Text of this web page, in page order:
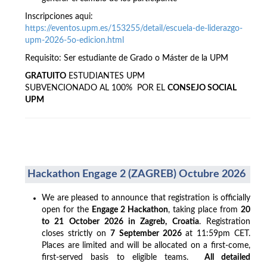
Inscripciones aqui:
https://eventos.upm.es/153255/detail/escuela-de-liderazgo-
upm-2026-5o-edicion.html
Requisito: Ser estudiante de Grado o Máster de la UPM
GRATUITO ESTUDIANTES UPM
SUBVENCIONADO AL 100% POR EL CONSEJO SOCIAL
UPM
Hackathon Engage 2 (ZAGREB) Octubre 2026
We are pleased to announce that registration is officially
open for the Engage 2 Hackathon, taking place from 20
to 21 October 2026 in Zagreb, Croatia. Registration
closes strictly on7 September 2026 at 11:59pm CET.
Places are limited and will be allocated on a first-come,
first-served basis to eligible teams. All detailed